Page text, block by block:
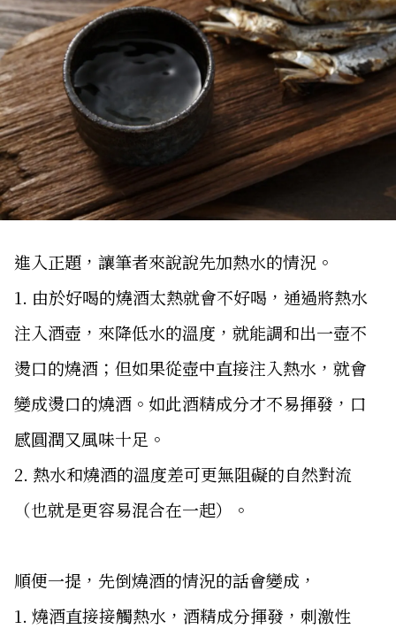
進入正題，讓筆者來說說先加熱水的情況。
1. 由於好喝的燒酒太熱就會不好喝，通過將熱水
注入酒壺，來降低水的溫度，就能調和出一壺不
燙口的燒酒；但如果從壺中直接注入熱水，就會
變成燙口的燒酒。如此酒精成分才不易揮發，口
感圓潤又風味十足。
2. 熱水和燒酒的溫度差可更無阻礙的自然對流
（也就是更容易混合在一起）。
順便一提，先倒燒酒的情況的話會變成，
1. 燒酒直接接觸熱水，酒精成分揮發，刺激性